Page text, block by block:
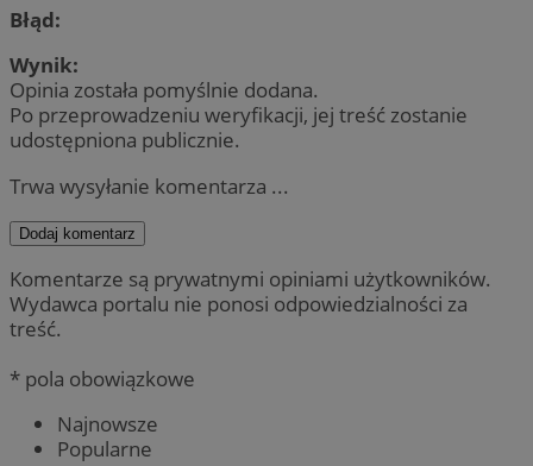
Błąd:
Wynik:
Opinia została pomyślnie dodana.
Po przeprowadzeniu weryfikacji, jej treść zostanie
udostępniona publicznie.
Trwa wysyłanie komentarza ...
Dodaj komentarz
Komentarze są prywatnymi opiniami użytkowników.
Wydawca portalu nie ponosi odpowiedzialności za
treść.
* pola obowiązkowe
Najnowsze
Popularne